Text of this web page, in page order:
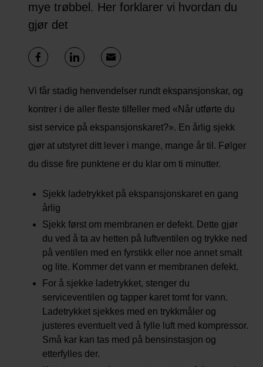
mye trøbbel. Her forklarer vi hvordan du
gjør det
Vi får stadig henvendelser rundt ekspansjonskar, og
kontrer i de aller fleste tilfeller med «Når utførte du
sist service på ekspansjonskaret?». En årlig sjekk
gjør at utstyret ditt lever i mange, mange år til. Følger
du disse fire punktene er du klar om ti minutter.
Sjekk ladetrykket på ekspansjonskaret en gang
årlig
Sjekk først om membranen er defekt. Dette gjør
du ved å ta av hetten på luftventilen og trykke ned
på ventilen med en fyrstikk eller noe annet smalt
og lite. Kommer det vann er membranen defekt.
For å sjekke ladetrykket, stenger du
serviceventilen og tapper karet tomt for vann.
Ladetrykket sjekkes med en trykkmåler og
justeres eventuelt ved å fylle luft med kompressor.
Små kar kan tas med på bensinstasjon og
etterfylles der.